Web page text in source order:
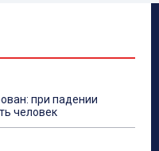
при падении
человек